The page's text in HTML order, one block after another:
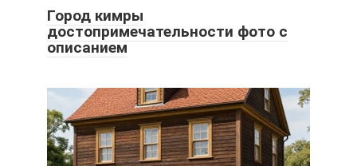
Город кимры
достопримечательности фото с
описанием